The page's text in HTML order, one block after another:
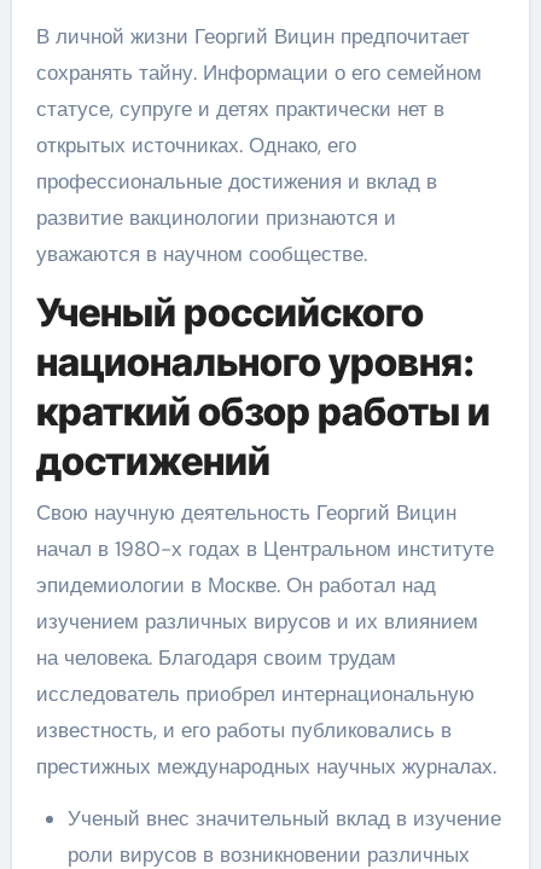
В личной жизни Георгий Вицин предпочитает
сохранять тайну. Информации о его семейном
статусе, супруге и детях практически нет в
открытых источниках. Однако, его
профессиональные достижения и вклад в
развитие вакцинологии признаются и
уважаются в научном сообществе.
Ученый российского
национального уровня:
краткий обзор работы и
достижений
Свою научную деятельность Георгий Вицин
начал в 1980-х годах в Центральном институте
эпидемиологии в Москве. Он работал над
изучением различных вирусов и их влиянием
на человека. Благодаря своим трудам
исследователь приобрел интернациональную
известность, и его работы публиковались в
престижных международных научных журналах.
Ученый внес значительный вклад в изучение
роли вирусов в возникновении различных